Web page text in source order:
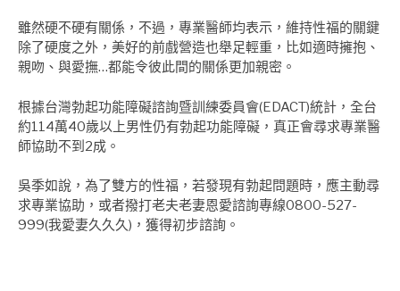
雖然硬不硬有關係，不過，專業醫師均表示，維持性福的關鍵
除了硬度之外，美好的前戲營造也舉足輕重，比如適時擁抱、
親吻、與愛撫…都能令彼此間的關係更加親密。
根據台灣勃起功能障礙諮詢暨訓練委員會(EDACT)統計，全台
約114萬40歲以上男性仍有勃起功能障礙，真正會尋求專業醫
師協助不到2成。
吳季如說，為了雙方的性福，若發現有勃起問題時，應主動尋
求專業協助，或者撥打老夫老妻恩愛諮詢專線0800-527-
999(我愛妻久久久)，獲得初步諮詢。